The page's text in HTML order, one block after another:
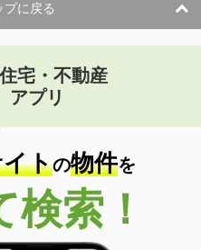
プに戻る
宅・不動産
アプリ
トの物件を
検索！